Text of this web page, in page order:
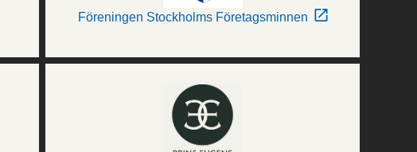
Föreningen Stockholms Företagsminnen